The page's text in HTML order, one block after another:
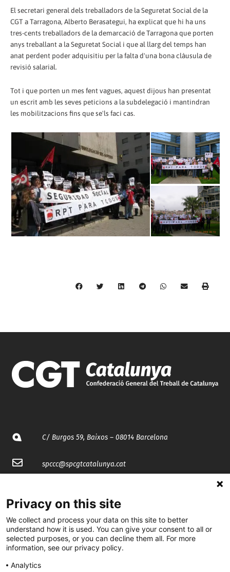
El secretari general dels treballadors de la Seguretat Social de la
CGT a Tarragona, Alberto Berasategui, ha explicat que hi ha uns
tres-cents treballadors de la demarcació de Tarragona que porten
anys treballant a la Seguretat Social i que al llarg del temps han
anat perdent poder adquisitiu per la falta d'una bona clàusula de
revisió salarial.
Tot i que porten un mes fent vagues, aquest dijous han presentat
un escrit amb les seves peticions a la subdelegació i mantindran
les mobilitzacions fins que se'ls faci cas.
C/ Burgos 59, Baixos – 08014 Barcelona
spccc@spcgtcatalunya.cat
@CGTCatalunya
cgtcatalunya
Privacy on this site
We collect and process your data on this site to better
understand how it is used. You can give your consent to all or
selected purposes, or you can decline them all. For more
information, see our privacy policy.
Analytics